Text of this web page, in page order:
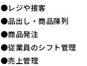
●レジや接客
●品出し・商品陳列
●商品発注
●従業員のシフト管理
●売上管理